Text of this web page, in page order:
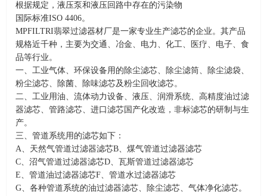
根据规定，液压泵和液压回路中存在的污染物
国际标准ISO 4406。
MPFILTRI翡翠过滤器材厂是一家专业生产滤芯的企业。其产品
规格近千种，主要为交通、冶金、电力、化工、医疗、电子、食
品等行业。
一、工业气体、环保设备用的除尘滤芯、除尘滤筒、除尘滤袋、
粉尘滤芯、除菌、除味滤芯及粉尘回收滤芯。
二、工业用油、流体动力设备、液压、润滑系统、高精度油过滤
器滤芯、管路滤芯、进口滤芯国产化改造，非标滤芯的研制与生
产。
三、管道系统用的滤芯如下：
A、天然气管道过滤器滤芯B、煤气管道过滤器滤芯
C、沼气管道过滤器滤芯D、瓦斯管道过滤器滤芯
E、管道油过滤器滤芯F、管道水过滤器滤芯
G、各种管道系统的油过滤器滤芯、除尘滤芯、气体净化滤芯。